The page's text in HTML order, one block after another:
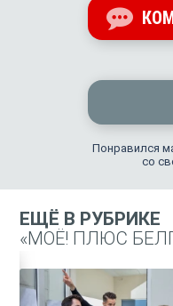
Понравился
со
ЕЩЁ В РУБРИКЕ
«МОЁ! ПЛЮС